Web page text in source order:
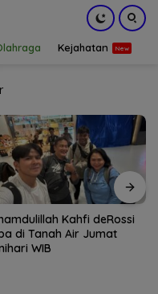
Kejahatan
Kahfi deRossi
di Tanah Air Jumat
WIB